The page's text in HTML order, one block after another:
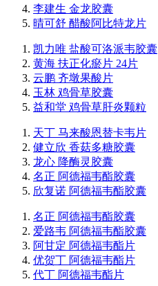
李建生 金龙胶囊
晴可舒 醋酸阿比特龙片
凯力唯 盐酸可洛派韦胶囊
黄海 扶正化瘀片 24片
云鹏 齐墩果酸片
玉林 鸡骨草胶囊
益和堂 鸡骨草肝炎颗粒
天丁 马来酸恩替卡韦片
健立欣 香菇多糖胶囊
龙心 降酶灵胶囊
名正 阿德福韦酯胶囊
欣复诺 阿德福韦酯胶囊
名正 阿德福韦酯胶囊
爱路韦 阿德福韦酯胶囊
阿甘定 阿德福韦酯片
优贺丁 阿德福韦酯片
代丁 阿德福韦酯片